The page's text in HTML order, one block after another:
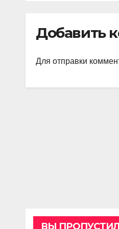
покупки
Добавить
Для отправки
ВЫ